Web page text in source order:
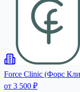
Force Clinic (Форс
от 3 500 ₽